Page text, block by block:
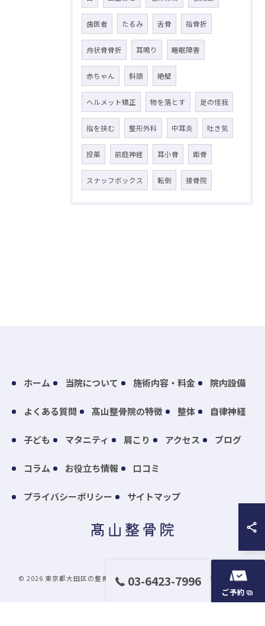
歯医者 たるみ 舌骨 指骨折
舟状骨骨折 耳鳴り 睡眠障害
赤ちゃん 斜頭 絶壁
ヘルメット矯正 物を落とす 足の怪我
指を挟む 整形外科 中耳炎 吐き気
投薬 前庭神経 耳小骨 距骨
スナッフボックス 転倒 接骨院
03-6423-7996
ご予約
ホーム 当院について 施術内容・料金 院内設備
よくある質問 髙山整骨院の特徴 整体 自律神経
子ども マタニティ 肩こり アクセス ブログ
コラム お役立ち情報 口コミ
プライバシーポリシー サイトマップ
© 2026 東京都大田区の整骨院なら髙山整骨院 ALL RIGHTS RESERVED.